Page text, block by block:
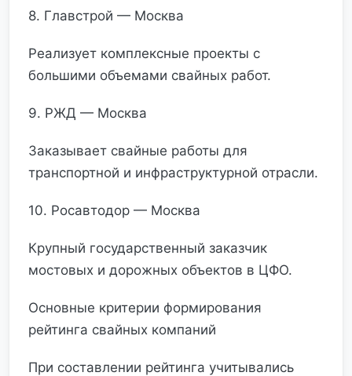
8. Главстрой — Москва
Реализует комплексные проекты с
большими объемами свайных работ.
9. РЖД — Москва
Заказывает свайные работы для
транспортной и инфраструктурной отрасли.
10. Росавтодор — Москва
Крупный государственный заказчик
мостовых и дорожных объектов в ЦФО.
Основные критерии формирования
рейтинга свайных компаний
При составлении рейтинга учитывались